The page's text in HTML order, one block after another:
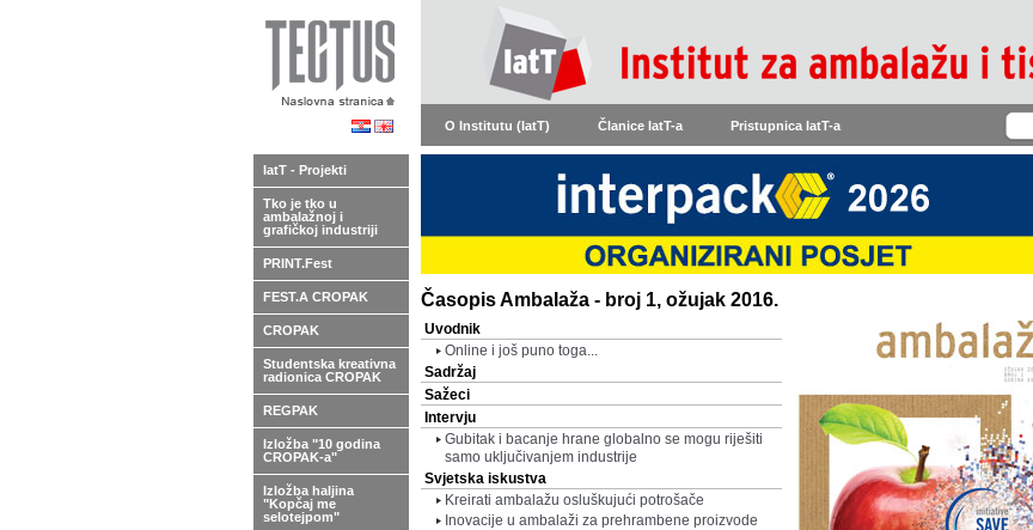
O Institutu (IatT) Članice IatT-a Pristupnica IatT-a
Časopis Ambalaža - broj 1, ožujak 2016.
Uvodnik
Online i još puno toga...
Sadržaj
Sažeci
Intervju
Gubitak i bacanje hrane globalno se mogu riješiti
samo uključivanjem industrije
Svjetska iskustva
Kreirati ambalažu osluškujući potrošače
Inovacije u ambalaži za prehrambene proizvode
IatT - Projekti
Tko je tko u
ambalažnoj i
grafičkoj industriji
PRINT.Fest
FEST.A CROPAK
CROPAK
Studentska kreativna
radionica CROPAK
REGPAK
Izložba "10 godina
CROPAK-a"
Izložba haljina
"Kopčaj me
selotejpom"